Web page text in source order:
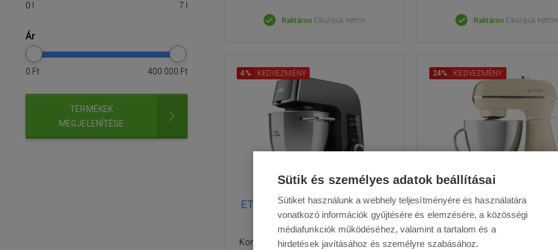
Raktáron Elküldjük hétfőn Raktáron Elküldjük hétfőn
ETA Gratus Kuliner II Max 2038
90010
Konyhai robotgép - Erőteljes 1700 W-os
4% KEDVEZMÉNY
ETA Storio II 2043
Bemeneti teljesítmény 1200 W,
belső fogaskerekek, Sok
24% KEDVEZMÉNY
0 7
Ár
0 Ft 400 000 Ft
TERMÉKEK
MEGJELENÍTÉSE
Sütik és személyes adatok beállításai
Sütiket használunk a webhely teljesítményére és használatára
vonatkozó információk gyűjtésére és elemzésére, a közösségi
médiafunkciók működéséhez, valamint a tartalom és a
hirdetések javításához és személyre szabásához.